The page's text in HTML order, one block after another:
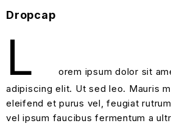
Dropcap
L
orem ipsum dolor sit
adipiscing elit. Ut sed leo. Mauris
eleifend et purus vel, feugiat
vel ipsum faucibus fermentum a